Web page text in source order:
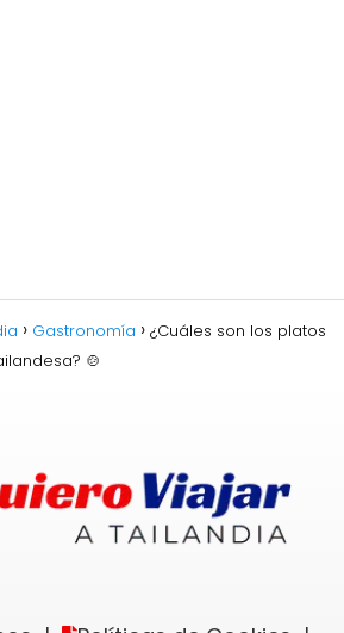
Gastronomía
¿Cuáles son los platos
🍲